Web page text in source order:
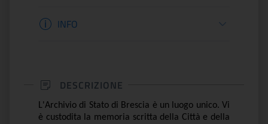
Informazioni apertura
INFO
DESCRIZIONE
L'Archivio di Stato di Brescia è un luogo unico. Vi
è custodita la memoria scritta della Città e della